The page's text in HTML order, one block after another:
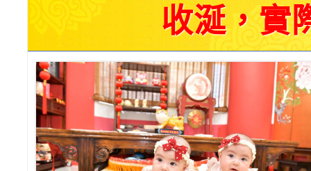
收涎，實